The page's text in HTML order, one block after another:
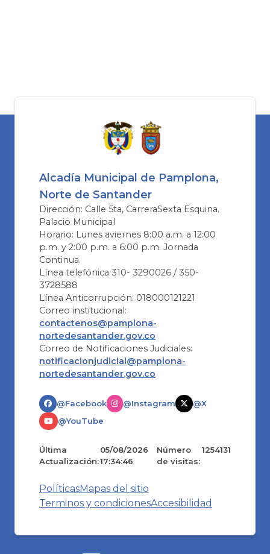
Alcadía Municipal de Pamplona,
Norte de Santander
Dirección: Calle 5ta, CarreraSexta Esquina.
Palacio Municipal
Horario: Lunes aviernes 8:00 a.m. a 12:00
p.m. y 2:00 p.m. a 6:00 p.m. Jornada
Continua.
Línea telefónica 310- 3290026 / 350-
3728588
Línea Anticorrupción: 018000121221
Correo institucional:
contactenos@pamplona-
nortedesantander.gov.co
Correo de Notificaciones Judiciales:
notificacionjudicial@pamplona-
nortedesantander.gov.co
@Facebook @Instagram
@X
@YouTube
Última
Actualización:
05/08/2026
17:34:46
Número
de visitas:
1254131
PolíticasMapas del sitio
Terminos y condicionesAccesibilidad